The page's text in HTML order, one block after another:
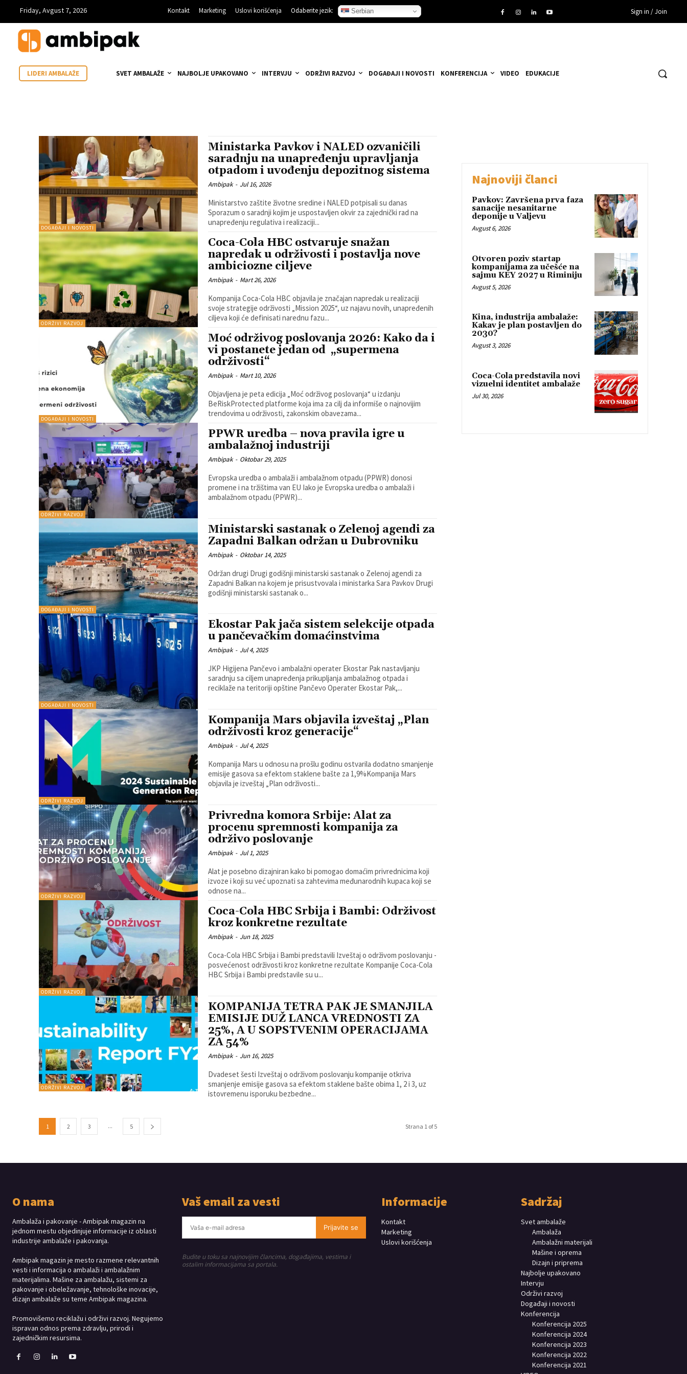
Friday, Avgust 7, 2026 Kontakt Marketing Uslovi korišćenja Odaberite jezik: Serbian Sign in / Join
LIDERI AMBALAŽE SVET AMBALAŽE NAJBOLJE UPAKOVANO INTERVJU ODRŽIVI RAZVOJ DOGAĐAJI I NOVOSTI KONFERENCIJA VIDEO EDUKACIJE
DOGAĐAJI I NOVOSTI
Ministarka Pavkov i NALED ozvaničili
saradnju na unapređenju upravljanja
otpadom i uvođenju depozitnog sistema
Ambipak - Jul 16, 2026
Ministarstvo zaštite životne sredine i NALED potpisali su danas
Sporazum o saradnji kojim je uspostavljen okvir za zajednički rad na
unapređenju regulativa i realizaciji...
ODRŽIVI RAZVOJ
Coca-Cola HBC ostvaruje snažan
napredak u održivosti i postavlja nove
ambiciozne ciljeve
Ambipak - Mart 26, 2026
Kompanija Coca-Cola HBC objavila je značajan napredak u realizaciji
svoje strategije održivosti „Mission 2025“, uz najavu novih, unapređenih
ciljeva koji će definisati narednu fazu...
DOGAĐAJI I NOVOSTI
Moć održivog poslovanja 2026: Kako da i
vi postanete jedan od „supermena
održivosti“
Ambipak - Mart 10, 2026
Objavljena je peta edicija „Moć održivog poslovanja“ u izdanju
BeRiskProtected platforme koja ima za cilj da informiše o najnovijim
trendovima u održivosti, zakonskim obavezama...
ODRŽIVI RAZVOJ
PPWR uredba – nova pravila igre u
ambalažnoj industriji
Ambipak - Oktobar 29, 2025
Evropska uredba o ambalaži i ambalažnom otpadu (PPWR) donosi
promene i na tržištima van EU Iako je Evropska uredba o ambalaži i
ambalažnom otpadu (PPWR)...
DOGAĐAJI I NOVOSTI
Ministarski sastanak o Zelenoj agendi za
Zapadni Balkan održan u Dubrovniku
Ambipak - Oktobar 14, 2025
Održan drugi Drugi godišnji ministarski sastanak o Zelenoj agendi za
Zapadni Balkan na kojem je prisustvovala i ministarka Sara Pavkov Drugi
godišnji ministarski sastanak o...
DOGAĐAJI I NOVOSTI
Ekostar Pak jača sistem selekcije otpada
u pančevačkim domaćinstvima
Ambipak - Jul 4, 2025
JKP Higijena Pančevo i ambalažni operater Ekostar Pak nastavljanju
saradnju sa ciljem unapređenja prikupljanja ambalažnog otpada i
reciklaže na teritoriji opštine Pančevo Operater Ekostar Pak,...
ODRŽIVI RAZVOJ
Kompanija Mars objavila izveštaj „Plan
održivosti kroz generacije“
Ambipak - Jul 4, 2025
Kompanija Mars u odnosu na prošlu godinu ostvarila dodatno smanjenje
emisije gasova sa efektom staklene bašte za 1,9%Kompanija Mars
objavila je izveštaj „Plan održivosti...
ODRŽIVI RAZVOJ
Privredna komora Srbije: Alat za
procenu spremnosti kompanija za
održivo poslovanje
Ambipak - Jul 1, 2025
Alat je posebno dizajniran kako bi pomogao domaćim privrednicima koji
izvoze i koji su već upoznati sa zahtevima međunarodnih kupaca koji se
odnose na...
ODRŽIVI RAZVOJ
Coca-Cola HBC Srbija i Bambi: Održivost
kroz konkretne rezultate
Ambipak - Jun 18, 2025
Coca-Cola HBC Srbija i Bambi predstavili Izveštaj o održivom poslovanju -
posvećenost održivosti kroz konkretne rezultate Kompanije Coca-Cola
HBC Srbija i Bambi predstavile su u...
ODRŽIVI RAZVOJ
KOMPANIJA TETRA PAK JE SMANJILA
EMISIJE DUŽ LANCA VREDNOSTI ZA
25%, A U SOPSTVENIM OPERACIJAMA
ZA 54%
Ambipak - Jun 16, 2025
Dvadeset šesti Izveštaj o održivom poslovanju kompanije otkriva
smanjenje emisije gasova sa efektom staklene bašte obima 1, 2 i 3, uz
istovremenu isporuku bezbedne...
1 2 3 ... 5 Strana 1 of 5
Najnoviji članci
Pavkov: Završena prva faza
sanacije nesanitarne
deponije u Valjevu
Avgust 6, 2026
Otvoren poziv startap
kompanijama za učešće na
sajmu KEY 2027 u Riminiju
Avgust 5, 2026
Kina, industrija ambalaže:
Kakav je plan postavljen do
2030?
Avgust 3, 2026
Coca-Cola predstavila novi
vizuelni identitet ambalaže
Jul 30, 2026
O nama
Ambalaža i pakovanje - Ambipak magazin na
jednom mestu objedinjuje informacije iz oblasti
industrije ambalaže i pakovanja.
Ambipak magazin je mesto razmene relevantnih
vesti i informacija o ambalaži i ambalažnim
materijalima. Mašine za ambalažu, sistemi za
pakovanje i obeležavanje, tehnološke inovacije,
dizajn ambalaže su teme Ambipak magazina.
Promovišemo reciklažu i održivi razvoj. Negujemo
ispravan odnos prema zdravlju, prirodi i
zajedničkim resursima.
Vaš email za vesti
Prijavite se
Budite u toku sa najnovijim člancima, događajima, vestima i
ostalim informacijama sa portala.
Informacije
Kontakt
Marketing
Uslovi korišćenja
Sadržaj
Svet ambalaže
Ambalaža
Ambalažni materijali
Mašine i oprema
Dizajn i priprema
Najbolje upakovano
Intervju
Održivi razvoj
Događaji i novosti
Konferencija
Konferencija 2025
Konferencija 2024
Konferencija 2023
Konferencija 2022
Konferencija 2021